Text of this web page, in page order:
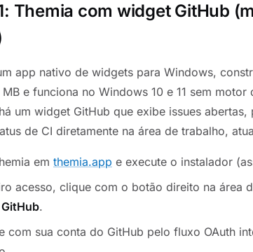
Themia com widget GitHub
app nativo de widgets para Windows,
MB e funciona no Windows 10 e 11 sem
um widget GitHub que exibe issues
de CI diretamente na área de trabalho,
em themia.app e execute o instalador
acesso, clique com o botão direito na área
.
com sua conta do GitHub pelo fluxo OAuth